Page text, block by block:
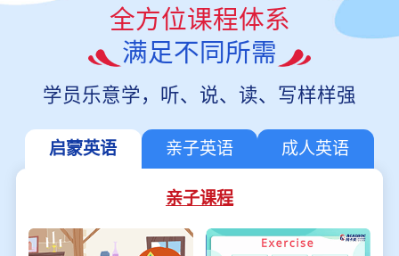
全方位课程体系
满足不同所需
学员乐意学，听、说、读、写样样强
启蒙英语 亲子英语 成人英语
亲子课程